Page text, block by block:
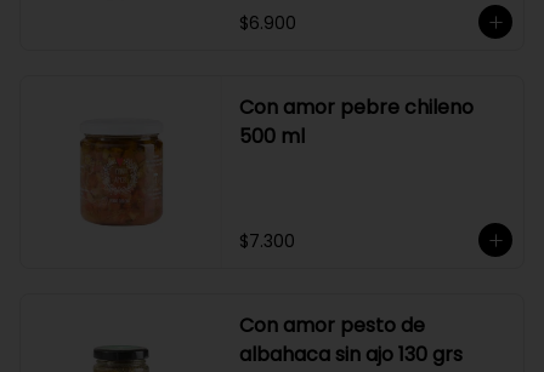
$6.900
Con amor pebre chileno
500 ml
$7.300
Con amor pesto de
albahaca sin ajo 130 grs